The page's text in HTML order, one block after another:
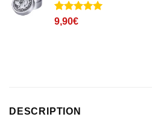
Noté5
1
9,90€
DESCRIPTION